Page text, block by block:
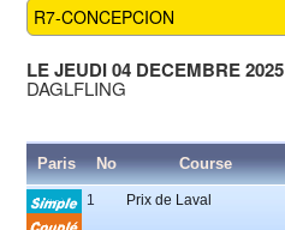
R7-CONCEPCION
LE JEUDI 04 DECEMBRE 2025
DAGLFLING
Paris No Course
1 Prix de Laval